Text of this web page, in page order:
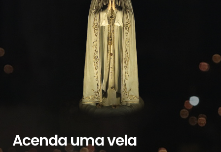
Acenda uma vela